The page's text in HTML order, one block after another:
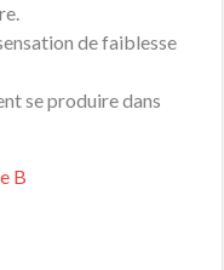
de faiblesse
se produire dans
B